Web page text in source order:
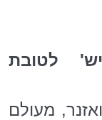
לטובת
מעולם